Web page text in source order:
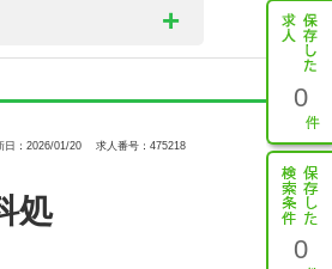
0
0
日：2026/01/20 求人番号：475218
処